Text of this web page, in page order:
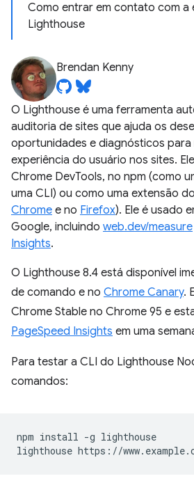
Como entrar em contato com a
Lighthouse
Brendan Kenny
O Lighthouse é uma ferramenta
auditoria de sites que ajuda os
oportunidades e diagnósticos para
experiência do usuário nos sites.
Chrome DevTools, no npm (como
uma CLI) ou como uma extensão
Chrome e no Firefox). Ele é usado
Google, incluindo web.dev/measure
Insights.
O Lighthouse 8.4 está disponível
de comando e no Chrome Canary.
Chrome Stable no Chrome 95 e
PageSpeed Insights em uma
Para testar a CLI do Lighthouse
comandos:
npm install -g lighthouse